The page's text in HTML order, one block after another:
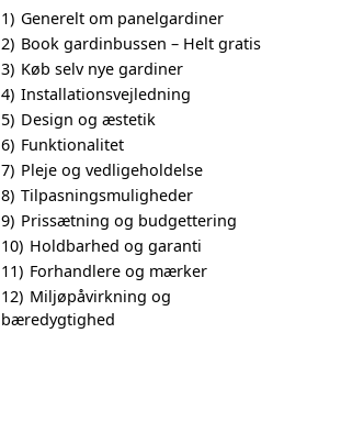
1) Generelt om panelgardiner
2) Book gardinbussen – Helt gratis
3) Køb selv nye gardiner
4) Installationsvejledning
5) Design og æstetik
6) Funktionalitet
7) Pleje og vedligeholdelse
8) Tilpasningsmuligheder
9) Prissætning og budgettering
10) Holdbarhed og garanti
11) Forhandlere og mærker
12) Miljøpåvirkning og
bæredygtighed